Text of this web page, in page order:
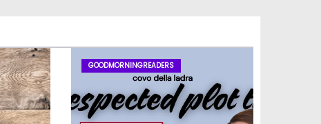
GOODMORNINGREADERS